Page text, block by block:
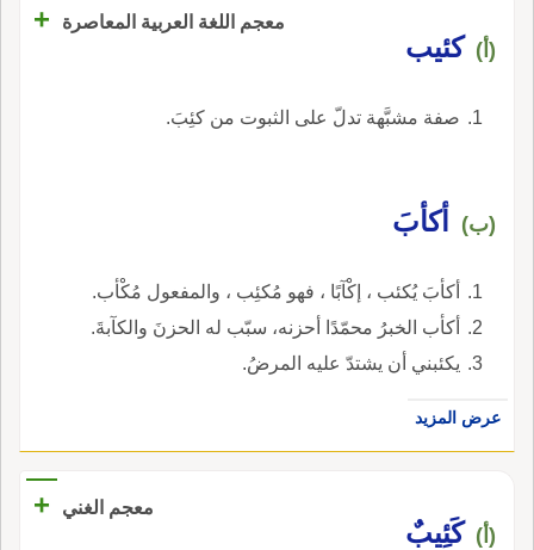
معجم اللغة العربية المعاصرة +
(أ) كئيب
صفة مشبَّهة تدلّ على الثبوت من كئِبَ.
(ب) أكأبَ
أكأبَ يُكئب ، إكْآبًا ، فهو مُكئِب ، والمفعول مُكْأب.
أكأب الخبرُ محمّدًا أحزنه، سبّب له الحزنَ والكآبةَ.
يكئبني أن يشتدّ عليه المرضُ.
عرض المزيد
معجم الغني +
(أ) كَئِيبٌ